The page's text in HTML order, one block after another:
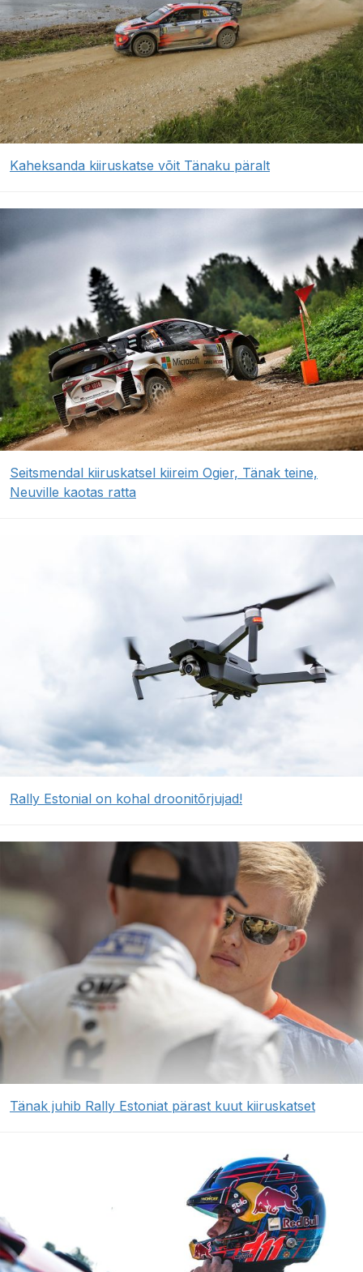
Kaheksanda kiiruskatse võit Tänaku päralt
Seitsmendal kiiruskatsel kiireim Ogier, Tänak teine,
Neuville kaotas ratta
Rally Estonial on kohal droonitõrjujad!
Tänak juhib Rally Estoniat pärast kuut kiiruskatset